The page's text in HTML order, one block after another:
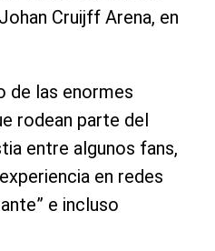
Cruijff Arena, en
de las enormes
rodean parte del
entre algunos fans,
en redes
e incluso